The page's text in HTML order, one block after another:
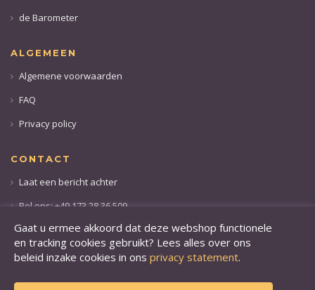
de Barometer
ALGEMEEN
Algemene voorwaarden
FAQ
Privacy policy
CONTACT
Laat een bericht achter
Bel ons: +49 173 28 36 509
Gaat u ermee akkoord dat deze webshop functionele
en tracking cookies gebruikt? Lees alles over ons
beleid inzake cookies in ons privacy statement.